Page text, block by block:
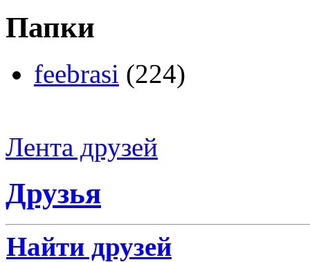
Папки
feebrasi (224)
Лента друзей
Друзья
Найти друзей